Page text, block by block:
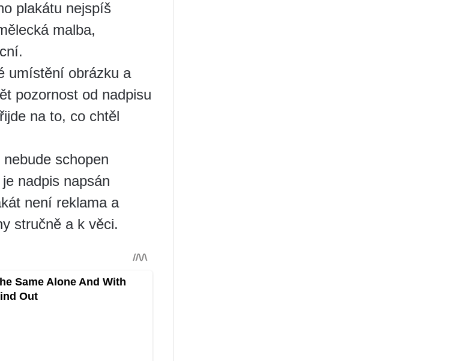
plakátu nejspíš
malba,
umístění obrázku a
pozornost od nadpisu
na to, co chtěl
nebude schopen
nadpis napsán
není reklama a
stručně a k věci.